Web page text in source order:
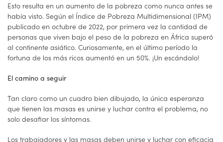
Esto resulta en un aumento de la pobreza como nunca antes se
había visto. Según el Índice de Pobreza Multidimensional (IPM)
publicado en octubre de 2022, por primera vez la cantidad de
personas que viven bajo el peso de la pobreza en África superó
al continente asiático. Curiosamente, en el último período la
fortuna de los más ricos aumentó en un 50%. ¡Un escándalo!
El camino a seguir
Tan claro como un cuadro bien dibujado, la única esperanza
que tienen las masas es unirse y luchar contra el problema, no
solo desafiar los síntomas.
Los trabajadores y las masas deben unirse y luchar con eficacia